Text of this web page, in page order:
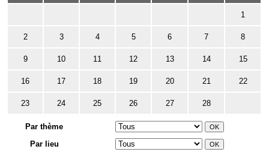
1
2 3 4 5 6 7 8
9 10 11 12 13 14 15
16 17 18 19 20 21 22
23 24 25 26 27 28
Par thème
Par lieu